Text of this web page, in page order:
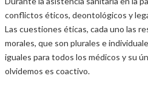
conflictos éticos, deontológicos y
Las cuestiones éticas, cada uno las
morales, que son plurales e
iguales para todos los médicos y su
olvidemos es coactivo.